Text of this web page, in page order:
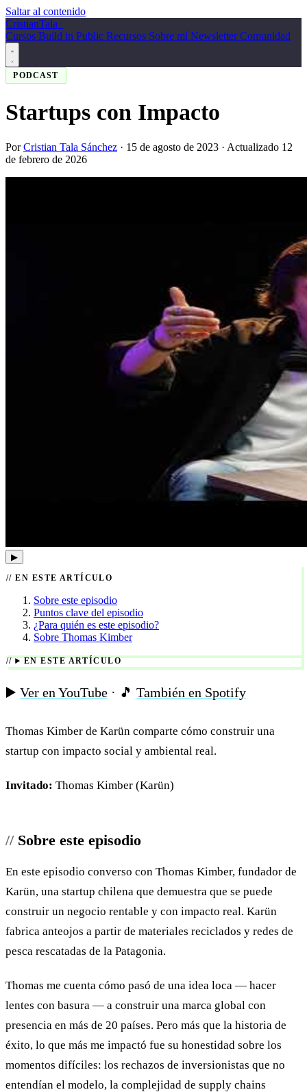
Saltar al contenido
CristianTala
Cursos Build in Public Recursos Sobre míNewsletterComunidad
PODCAST
Startups con Impacto
PorCristian Tala Sánchez · 15 de agosto de 2023 · Actualizado 12
de febrero de 2026
▶
EN ESTE ARTÍCULO
Sobre este episodio
Puntos clave del episodio
¿Para quién es este episodio?
Sobre Thomas Kimber
EN ESTE ARTÍCULO
▶️ Ver en YouTube · 🎵 También en Spotify
Thomas Kimber de Karün comparte cómo construir una
startup con impacto social y ambiental real.
Invitado: Thomas Kimber (Karün)
Sobre este episodio
En este episodio converso con Thomas Kimber, fundador de
Karün, una startup chilena que demuestra que se puede
construir un negocio rentable y con impacto real. Karün
fabrica anteojos a partir de materiales reciclados y redes de
pesca rescatadas de la Patagonia.
Thomas me cuenta cómo pasó de una idea loca — hacer
lentes con basura — a construir una marca global con
presencia en más de 20 países. Pero más que la historia de
éxito, lo que más me impactó fue su honestidad sobre los
momentos difíciles: los rechazos de inversionistas que no
entendían el modelo, la complejidad de supply chains